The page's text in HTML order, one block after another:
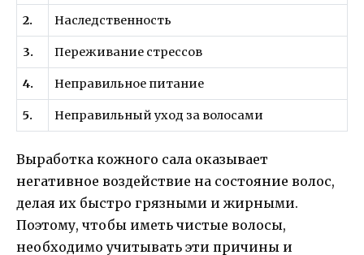
2. Наследственность
3. Переживание стрессов
4. Неправильное питание
5. Неправильный уход за волосами
Выработка кожного сала оказывает
негативное воздействие на состояние волос,
делая их быстро грязными и жирными.
Поэтому, чтобы иметь чистые волосы,
необходимо учитывать эти причины и